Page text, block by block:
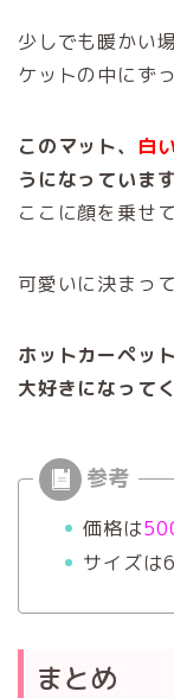
少しでも暖かい
ケットの中にず
このマット、 白
うになっています
ここに顔を乗せ
可愛いに決まっ
ホットカーペッ
大好きになって
価格は
サイズは
まとめ